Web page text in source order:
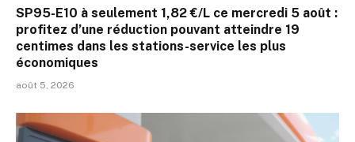
SP95-E10 à seulement 1,82 €/L ce mercredi 5 août :
profitez d’une réduction pouvant atteindre 19
centimes dans les stations-service les plus
économiques
août 5, 2026